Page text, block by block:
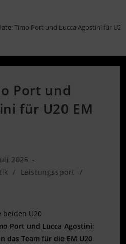
Timo Port und Lucca Agostini für
Port und
für U20 EM
2025
/ Leistungssport /
beiden U20
Port und Lucca Agostini:
das Team für die EM U20